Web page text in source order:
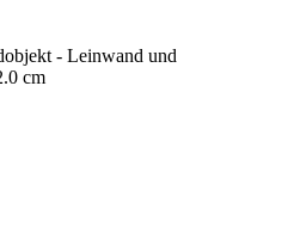
- Leinwand und
cm